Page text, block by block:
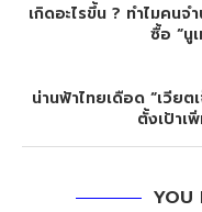
เกิดอะไรขึ้น ? ทำไมคน
ซื้อ “นู
น่านฟ้าไทยเดือด “เวีย
ตั้งเป้าเ
YOU